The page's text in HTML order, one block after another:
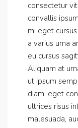
consectetur
convallis
mi eget
a varius urna
eu cursus
Aliquam at
ut ipsum
diam, eget
ultrices risus
malesuada,